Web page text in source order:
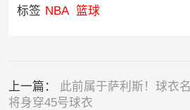
标签 NBA 篮球
上一篇：
此前属于萨利斯！球衣
将身穿45号球衣